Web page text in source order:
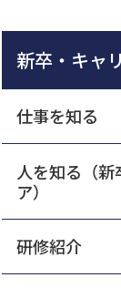
新卒・キャ
仕事を知る
人を知る（新
ア）
研修紹介